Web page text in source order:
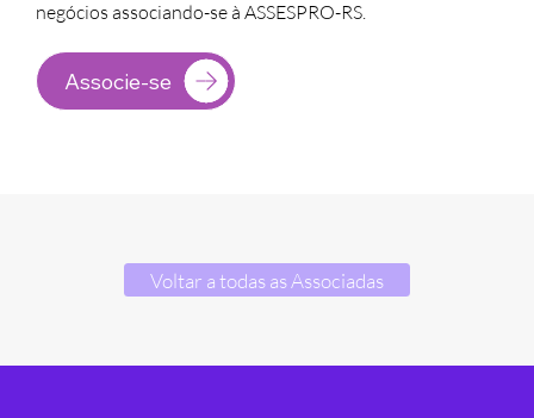
Voltar a todas as Associadas
negócios associando-se à ASSESPRO-RS.
Associe-se